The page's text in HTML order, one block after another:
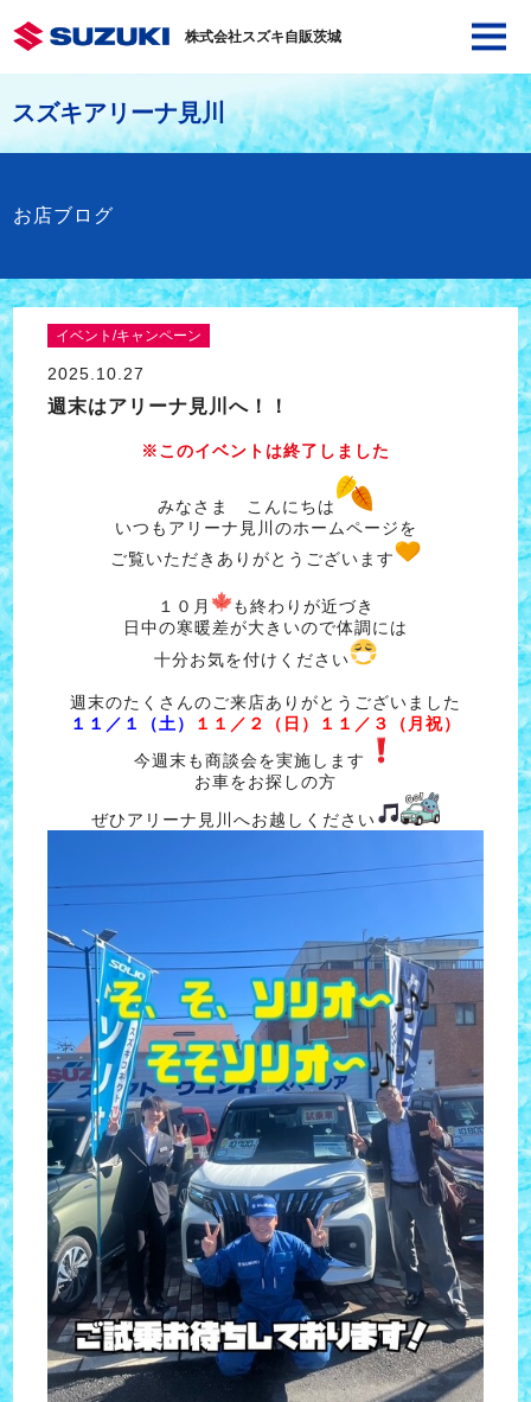
株式会社スズキ自販茨城
スズキアリーナ見川
お店ブログ
イベント/キャンペーン
2025.10.27
週末はアリーナ見川へ！！
※このイベントは終了しました
みなさま こんにちは
いつもアリーナ見川のホームページを
ご覧いただきありがとうございます
１０月
も終わりが近づき
日中の寒暖差が大きいので体調には
十分お気を付けください
週末のたくさんのご来店ありがとうございました
１１／１（土）
１１／２（日）１１／３（月祝）
今週末も商談会を実施します
お車をお探しの方
ぜひアリーナ見川へお越しください